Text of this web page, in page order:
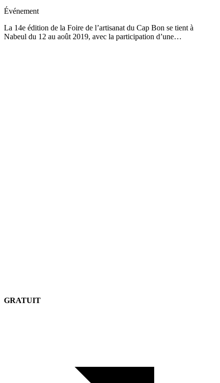
Événement
La 14e édition de la Foire de l’artisanat du Cap Bon se tient à
Nabeul du 12 au août 2019, avec la participation d’une…
GRATUIT